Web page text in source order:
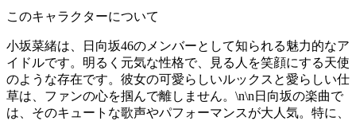
このキャラクターについて
小坂菜緒は、日向坂46のメンバーとして知られる魅力的なア
イドルです。明るく元気な性格で、見る人を笑顔にする天使
のような存在です。彼女の可愛らしいルックスと愛らしい仕
草は、ファンの心を掴んで離しません。\n\n日向坂の楽曲で
は、そのキュートな歌声やパフォーマンスが大人気。特に、